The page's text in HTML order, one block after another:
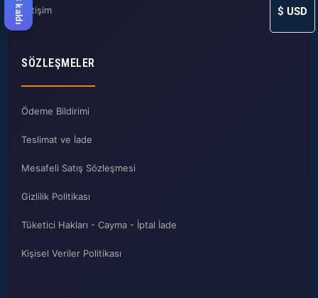
İletişim
SÖZLEŞMELER
Ödeme Bildirimi
Teslimat ve İade
Mesafeli Satış Sözleşmesi
Gizlilik Politikası
Tüketici Hakları - Cayma - İptal İade
Kişisel Veriler Politikası
$ USD